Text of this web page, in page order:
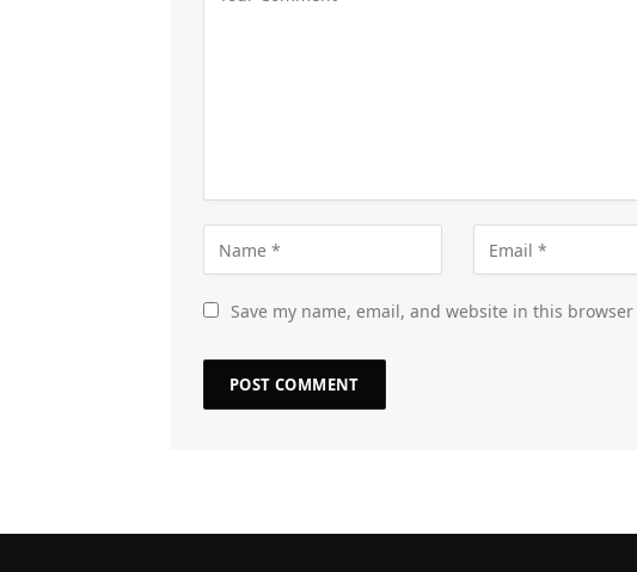
Save my name, email, and website in this